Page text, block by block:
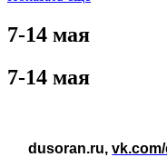
7-14 мая
7-14 мая
dusoran.ru,